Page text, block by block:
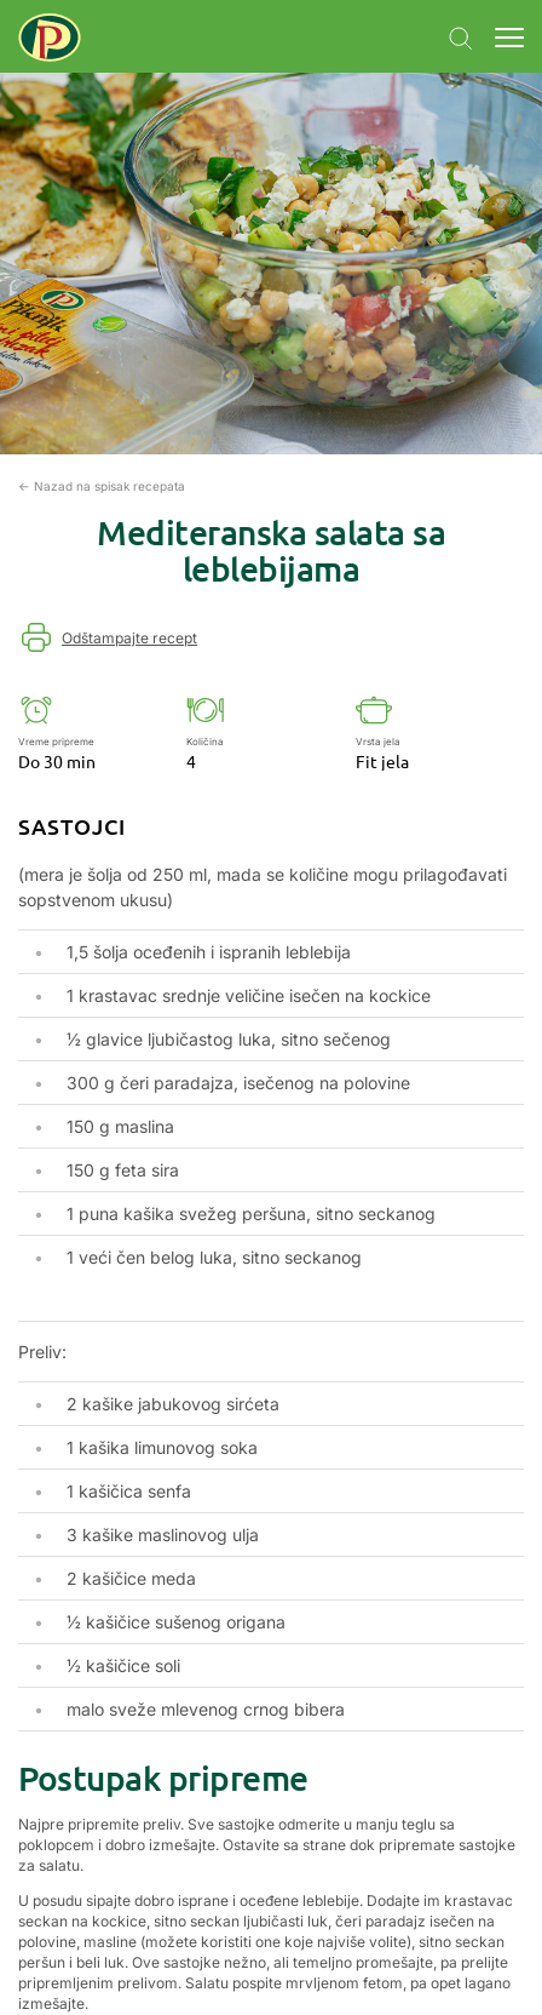
← Nazad na spisak recepata
Mediteranska salata sa
leblebijama
Odštampajte recept
Vreme pripreme
Do 30 min
Količina
4
Vrsta jela
Fit jela
SASTOJCI
(mera je šolja od 250 ml, mada se količine mogu prilagođavati
sopstvenom ukusu)
1,5 šolja oceđenih i ispranih leblebija
1 krastavac srednje veličine isečen na kockice
½ glavice ljubičastog luka, sitno sečenog
300 g čeri paradajza, isečenog na polovine
150 g maslina
150 g feta sira
1 puna kašika svežeg peršuna, sitno seckanog
1 veći čen belog luka, sitno seckanog
Preliv:
2 kašike jabukovog sirćeta
1 kašika limunovog soka
1 kašičica senfa
3 kašike maslinovog ulja
2 kašičice meda
½ kašičice sušenog origana
½ kašičice soli
malo sveže mlevenog crnog bibera
Postupak pripreme
Najpre pripremite preliv. Sve sastojke odmerite u manju teglu sa
poklopcem i dobro izmešajte. Ostavite sa strane dok pripremate sastojke
za salatu.
U posudu sipajte dobro isprane i oceđene leblebije. Dodajte im krastavac
seckan na kockice, sitno seckan ljubičasti luk, čeri paradajz isečen na
polovine, masline (možete koristiti one koje najviše volite), sitno seckan
peršun i beli luk. Ove sastojke nežno, ali temeljno promešajte, pa prelijte
pripremljenim prelivom. Salatu pospite mrvljenom fetom, pa opet lagano
izmešajte.